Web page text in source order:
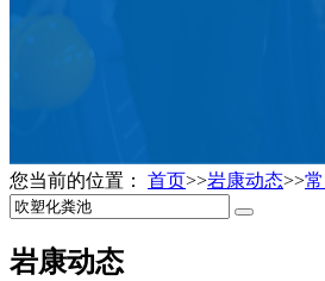
您当前的位置： 首页>>岩康动态>>
岩康动态